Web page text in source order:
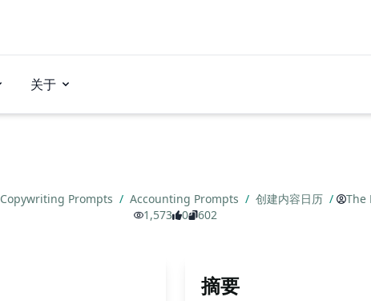
关于
Copywriting Prompts / Accounting Prompts / 创建内容日历 / The
1,573
0 602
摘要